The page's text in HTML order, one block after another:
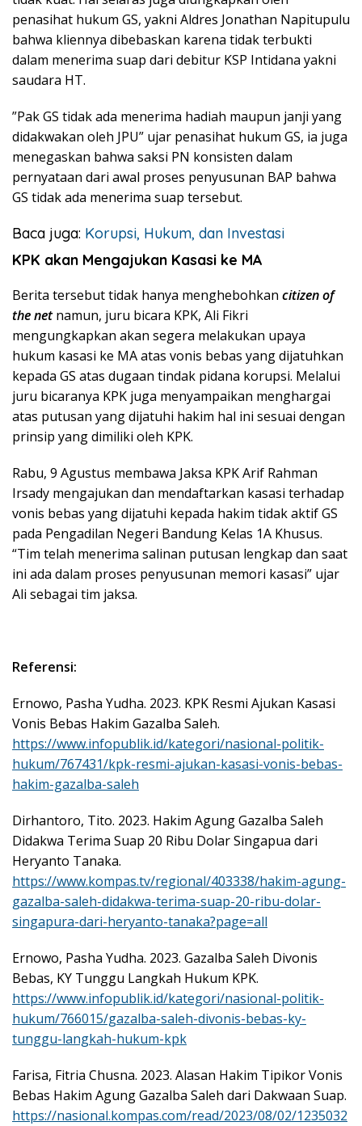
penasihat hukum GS, yakni Aldres Jonathan Napitupulu
bahwa kliennya dibebaskan karena tidak terbukti
dalam menerima suap dari debitur KSP Intidana yakni
saudara HT.
”Pak GS tidak ada menerima hadiah maupun janji yang
didakwakan oleh JPU” ujar penasihat hukum GS, ia juga
menegaskan bahwa saksi PN konsisten dalam
pernyataan dari awal proses penyusunan BAP bahwa
GS tidak ada menerima suap tersebut.
Baca juga: Korupsi, Hukum, dan Investasi
KPK akan Mengajukan Kasasi ke MA
Berita tersebut tidak hanya menghebohkan citizen of
the netnamun, juru bicara KPK, Ali Fikri
mengungkapkan akan segera melakukan upaya
hukum kasasi ke MA atas vonis bebas yang dijatuhkan
kepada GS atas dugaan tindak pidana korupsi. Melalui
juru bicaranya KPK juga menyampaikan menghargai
atas putusan yang dijatuhi hakim hal ini sesuai dengan
prinsip yang dimiliki oleh KPK.
Rabu, 9 Agustus membawa Jaksa KPK Arif Rahman
Irsady mengajukan dan mendaftarkan kasasi terhadap
vonis bebas yang dijatuhi kepada hakim tidak aktif GS
pada Pengadilan Negeri Bandung Kelas 1A Khusus.
“Tim telah menerima salinan putusan lengkap dan saat
ini ada dalam proses penyusunan memori kasasi” ujar
Ali sebagai tim jaksa.
Referensi:
Ernowo, Pasha Yudha. 2023. KPK Resmi Ajukan Kasasi
Vonis Bebas Hakim Gazalba Saleh.
https://www.infopublik.id/kategori/nasional-politik-
hukum/767431/kpk-resmi-ajukan-kasasi-vonis-bebas-
hakim-gazalba-saleh
Dirhantoro, Tito. 2023. Hakim Agung Gazalba Saleh
Didakwa Terima Suap 20 Ribu Dolar Singapua dari
Heryanto Tanaka.
https://www.kompas.tv/regional/403338/hakim-agung-
gazalba-saleh-didakwa-terima-suap-20-ribu-dolar-
singapura-dari-heryanto-tanaka?page=all
Ernowo, Pasha Yudha. 2023. Gazalba Saleh Divonis
Bebas, KY Tunggu Langkah Hukum KPK.
https://www.infopublik.id/kategori/nasional-politik-
hukum/766015/gazalba-saleh-divonis-bebas-ky-
tunggu-langkah-hukum-kpk
Farisa, Fitria Chusna. 2023. Alasan Hakim Tipikor Vonis
Bebas Hakim Agung Gazalba Saleh dari Dakwaan Suap.
https://nasional.kompas.com/read/2023/08/02/1235032